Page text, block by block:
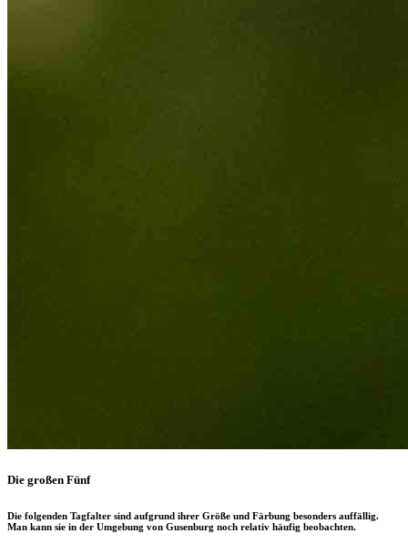
Die großen Fünf
Die folgenden Tagfalter sind aufgrund ihrer Größe und Färbung besonders auffällig.
Man kann sie in der Umgebung von Gusenburg noch relativ häufig beobachten.